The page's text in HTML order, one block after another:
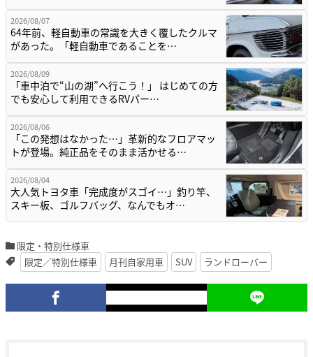
2026/08/07
64年前、軽自動車の常識を大きく覆したクルマ
があった。「軽自動車であることを…
2026/08/09
「車中泊で“山の湖”へ行こう！」 はじめての方
でも安心して利用できるRVパー…
2026/08/06
「この発想はなかった…」革新的なフロアマッ
トが登場。純正品をそのまま活かせる…
2026/08/04
大人気トヨタ車「完成度がスゴイ…」釣り竿、
スキー板、ゴルフバッグ、なんでもオ…
限定・特別仕様車
限定／特別仕様車
月刊自家用車 SUV ランドローバー